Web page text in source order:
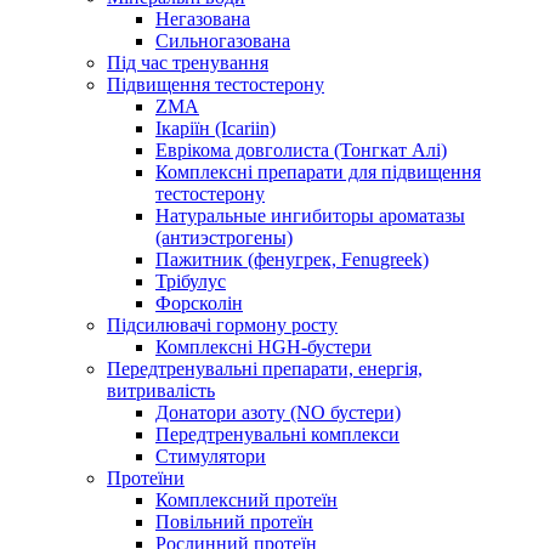
Негазована
Сильногазована
Під час тренування
Підвищення тестостерону
ZMA
Ікаріїн (Icariin)
Еврікома довголиста (Тонгкат Алі)
Комплексні препарати для підвищення
тестостерону
Натуральные ингибиторы ароматазы
(антиэстрогены)
Пажитник (фенугрек, Fenugreek)
Трібулус
Форсколін
Підсилювачі гормону росту
Комплексні HGH-бустери
Передтренувальні препарати, енергія,
витривалість
Донатори азоту (NO бустери)
Передтренувальні комплекси
Стимулятори
Протеїни
Комплексний протеїн
Повільний протеїн
Рослинний протеїн